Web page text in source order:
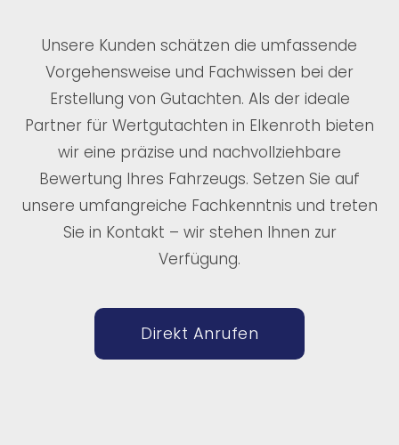
Unsere Kunden schätzen die umfassende
Vorgehensweise und Fachwissen bei der
Erstellung von Gutachten. Als der ideale
Partner für Wertgutachten in Elkenroth bieten
wir eine präzise und nachvollziehbare
Bewertung Ihres Fahrzeugs. Setzen Sie auf
unsere umfangreiche Fachkenntnis und treten
Sie in Kontakt – wir stehen Ihnen zur
Verfügung.
Direkt Anrufen